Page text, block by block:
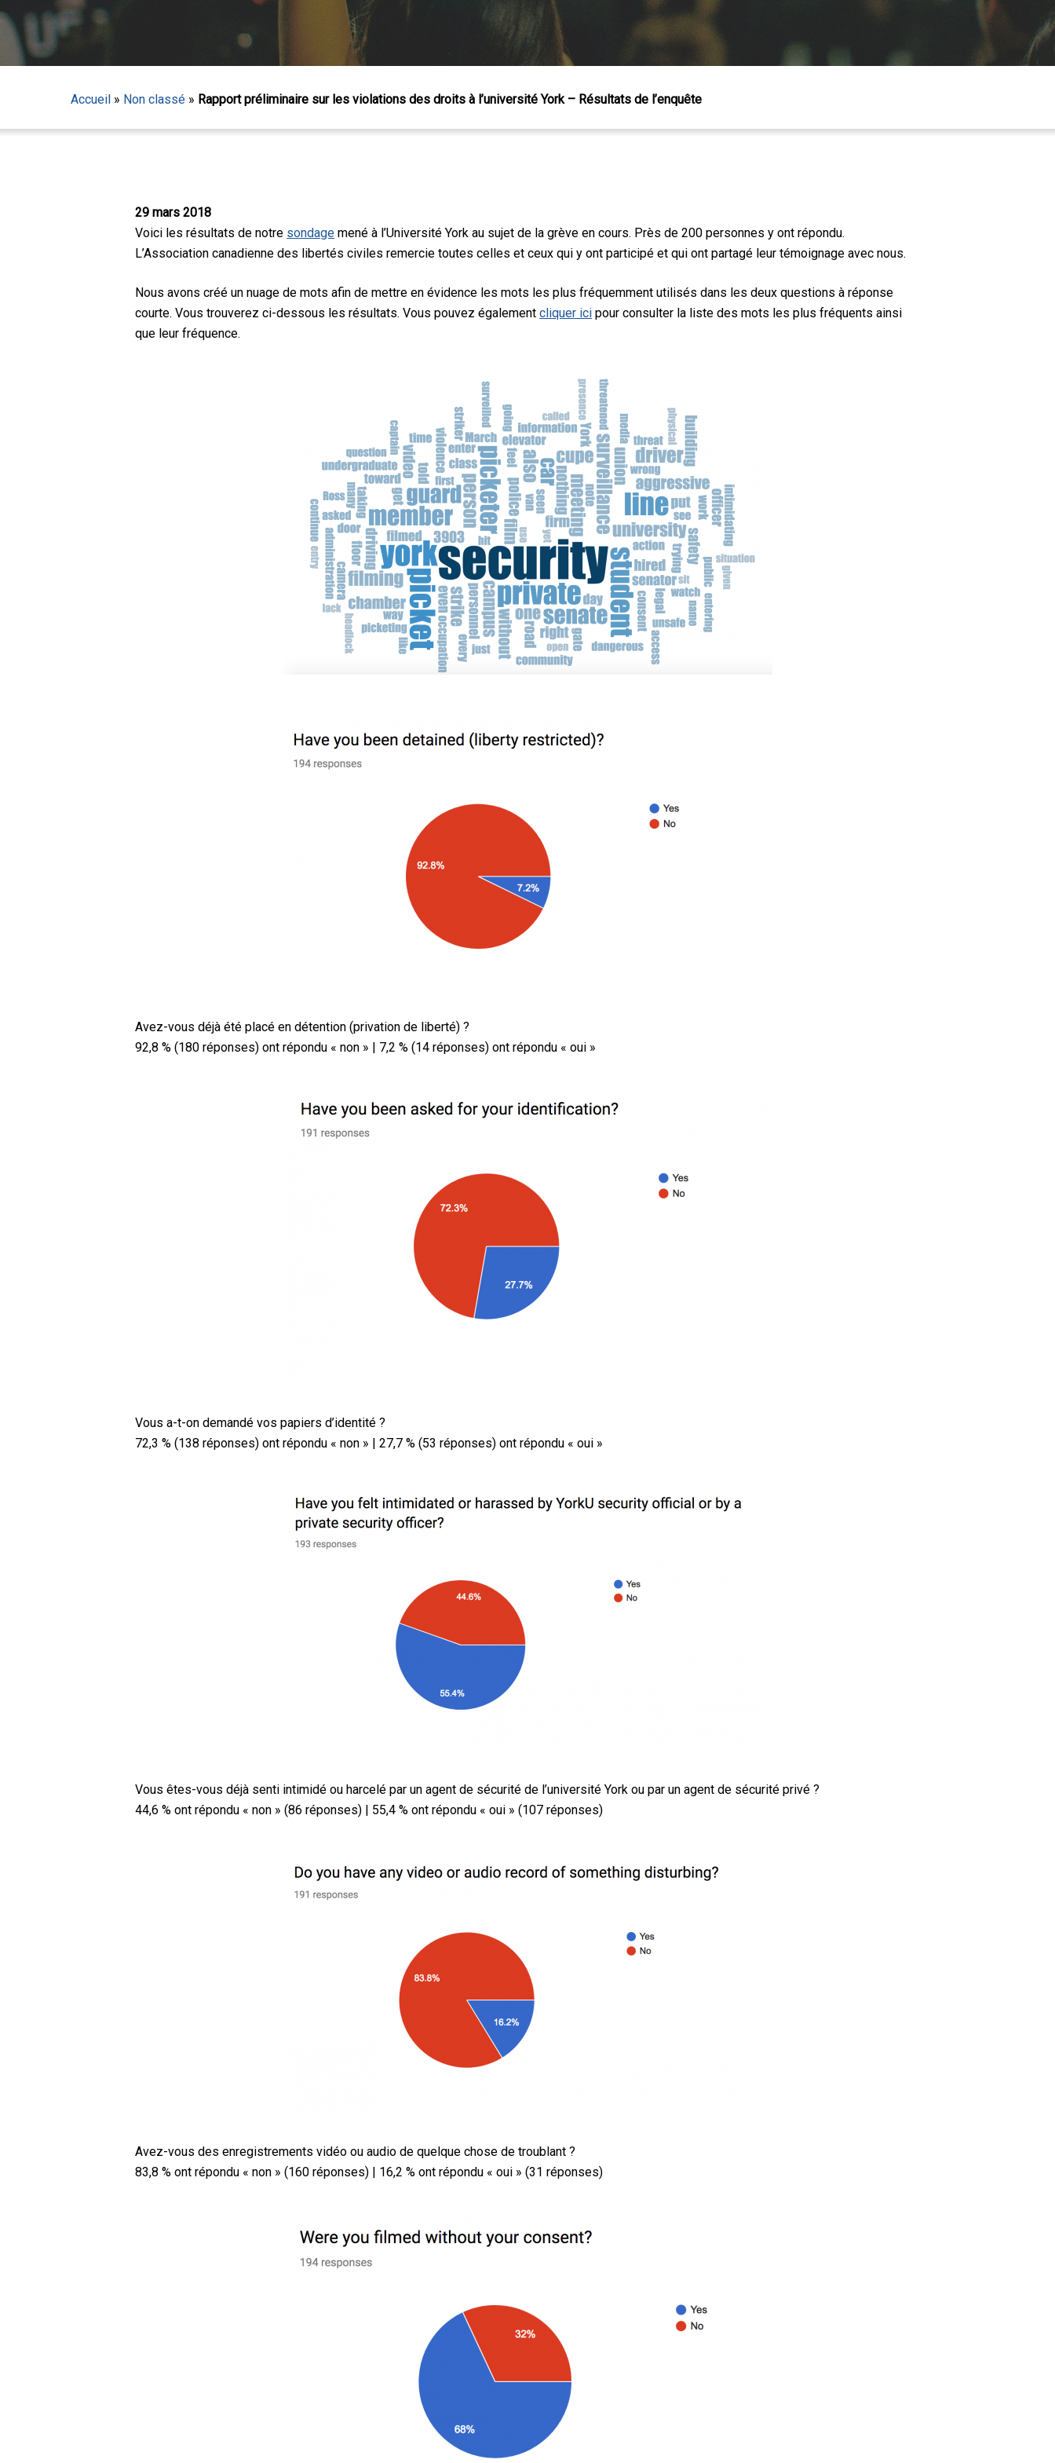
Appuyez sur Entrée pour lancer la recherche ou sur Échap pour fermer
Accueil » Non classé » Rapport préliminaire sur les violations des droits à l’université York – Résultats de l’enquête
29 mars 2018
Voici les résultats de notre sondage mené à l’Université York au sujet de la grève en cours. Près de 200 personnes y ont répondu.
L’Association canadienne des libertés civiles remercie toutes celles et ceux qui y ont participé et qui ont partagé leur témoignage avec nous.
Nous avons créé un nuage de mots afin de mettre en évidence les mots les plus fréquemment utilisés dans les deux questions à réponse
courte. Vous trouverez ci-dessous les résultats. Vous pouvez égalementcliquer ici pour consulter la liste des mots les plus fréquents ainsi
que leur fréquence.
Avez-vous déjà été placé en détention (privation de liberté) ?
92,8 % (180 réponses) ont répondu « non » | 7,2 % (14 réponses) ont répondu « oui »
Vous a-t-on demandé vos papiers d’identité ?
72,3 % (138 réponses) ont répondu « non » | 27,7 % (53 réponses) ont répondu « oui »
Vous êtes-vous déjà senti intimidé ou harcelé par un agent de sécurité de l’université York ou par un agent de sécurité privé ?
44,6 % ont répondu « non » (86 réponses) | 55,4 % ont répondu « oui » (107 réponses)
Avez-vous des enregistrements vidéo ou audio de quelque chose de troublant ?
83,8 % ont répondu « non » (160 réponses) | 16,2 % ont répondu « oui » (31 réponses)